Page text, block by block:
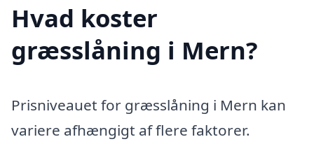
Hvad koster
græsslåning i Mern?
Prisniveauet for græsslåning i Mern kan
variere afhængigt af flere faktorer.